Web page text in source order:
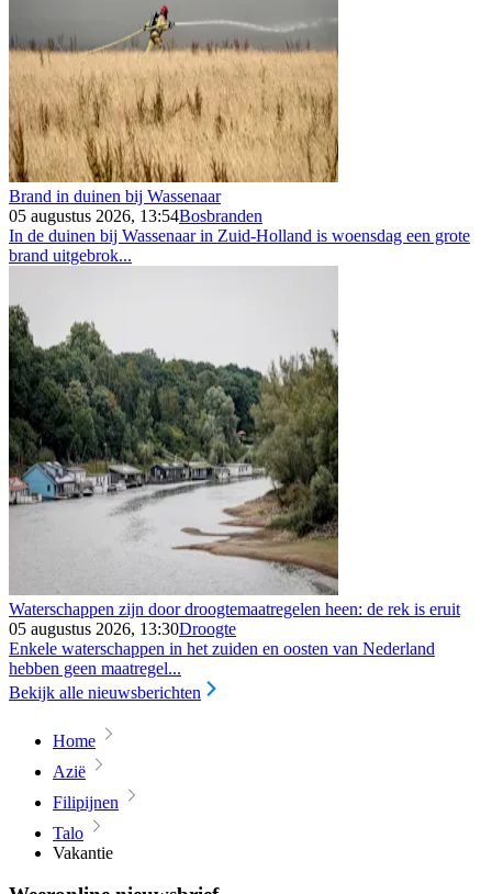
Brand in duinen bij Wassenaar
05 augustus 2026, 13:54Bosbranden
In de duinen bij Wassenaar in Zuid-Holland is woensdag een grote
brand uitgebrok...
Waterschappen zijn door droogtemaatregelen heen: de rek is eruit
05 augustus 2026, 13:30Droogte
Enkele waterschappen in het zuiden en oosten van Nederland
hebben geen maatregel...
Bekijk alle nieuwsberichten
Home
Azië
Filipijnen
Talo
Vakantie